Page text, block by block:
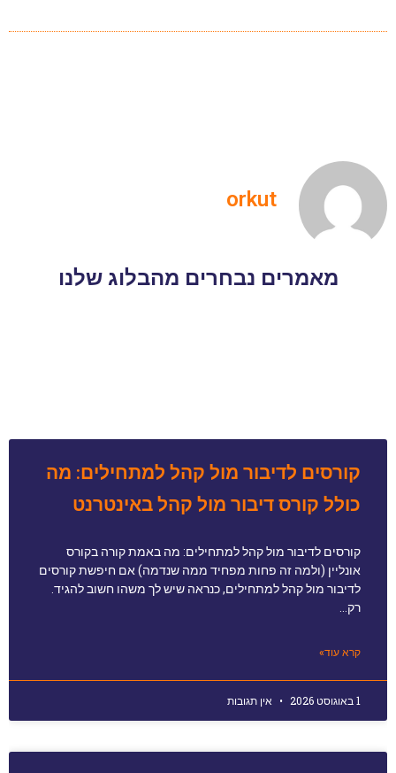
orkut
מאמרים נבחרים מהבלוג שלנו
קורסים לדיבור מול קהל למתחילים: מה
כולל קורס דיבור מול קהל באינטרנט
קורסים לדיבור מול קהל למתחילים: מה באמת קורה בקורס
אונליין (ולמה זה פחות מפחיד ממה שנדמה) אם חיפשת קורסים
לדיבור מול קהל למתחילים, כנראה שיש לך משהו חשוב להגיד.
רק…
קרא עוד»
1 באוגוסט 2026 אין תגובות